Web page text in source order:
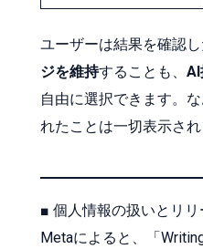
ユーザーは結果を確認し
ジを維持することも、
自由に選択できます。
れたことは一切表示され
■ 個人情報の扱いとリリ
Metaによると、「